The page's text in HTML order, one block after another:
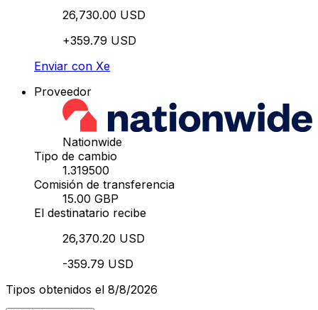
26,730.00 USD
+359.79 USD
Enviar con Xe
Proveedor
Nationwide
Tipo de cambio
1.319500
Comisión de transferencia
15.00 GBP
El destinatario recibe
26,370.20 USD
-359.79 USD
Tipos obtenidos el 8/8/2026